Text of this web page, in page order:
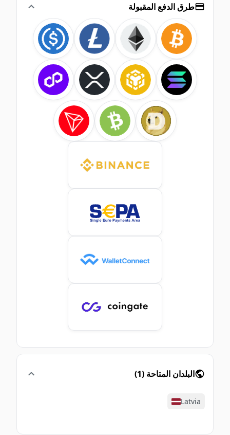
طرق الدفع المقبولة
البلدان المتاحة(
1
)
Latvia